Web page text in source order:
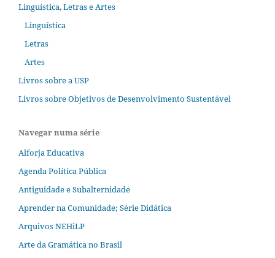
Linguística, Letras e Artes
Linguística
Letras
Artes
Livros sobre a USP
Livros sobre Objetivos de Desenvolvimento Sustentável
Navegar numa série
Alforja Educativa
Agenda Política Pública
Antiguidade e Subalternidade
Aprender na Comunidade; Série Didática
Arquivos NEHiLP
Arte da Gramática no Brasil